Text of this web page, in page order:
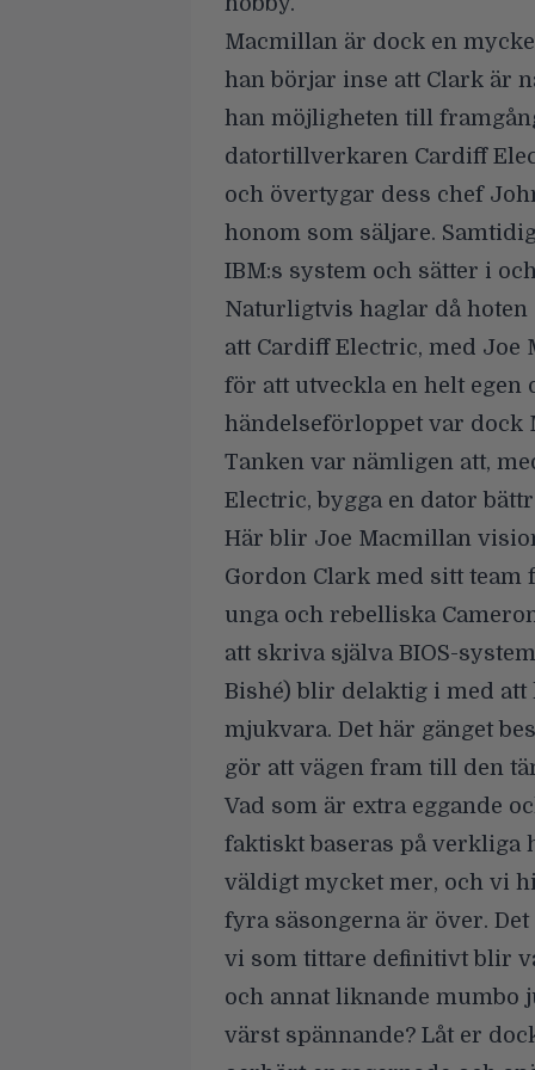
Macmillan är dock en
han börjar inse att Clark är
han möjligheten till
datortillverkaren Cardiff
och övertygar dess chef
honom som säljare.
IBM:s system och sätter i
Naturligtvis haglar då
att Cardiff Electric, med
för att utveckla en helt egen
händelseförloppet var dock
Tanken var nämligen att,
Electric, bygga en dator
Här blir Joe Macmillan
Gordon Clark med sitt team
unga och rebelliska
att skriva själva BIOS-
Bishé) blir delaktig i med
mjukvara. Det här gänget
gör att vägen fram till den
Vad som är extra eggande
faktiskt baseras på verkliga
väldigt mycket mer, och vi
fyra säsongerna är över.
vi som tittare definitivt blir
och annat liknande mumbo
värst spännande? Låt er